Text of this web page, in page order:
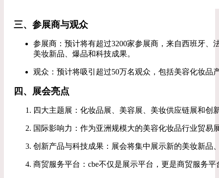
三、参展商与观众
参展商：预计将有超过3200家参展商，来自西班牙、
美妆新品、爆品和科技成果。
观众：预计将吸引超过50万名观众，包括美容化妆
四、展会亮点
四大主题展：化妆品展、美容展、美妆供应链展和
国际影响力：作为亚洲规模大的美容化妆品行业贸易
创新产品与科技成果：展会将集中展示新的美妆新品
商贸服务平台：cbe不仅是展示平台，更是商贸服务